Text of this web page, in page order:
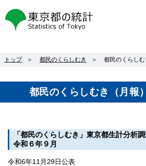
東京都の統計
トップ ＞ 都民のくらしむき ＞ 都民のくらし
都民のくらしむき（月報
「都民のくらしむき」東京都生計分析
令和６年９月
令和6年11月29日公表